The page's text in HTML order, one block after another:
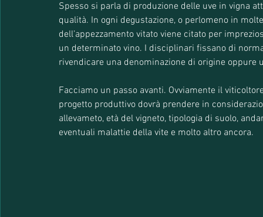
Spesso si parla di produzione delle uve in vigna
qualità. In ogni degustazione, o perlomeno in
dell’appezzamento vitato viene citato per
un determinato vino. I disciplinari fissano di
rivendicare una denominazione di origine oppure
Facciamo un passo avanti. Ovviamente il
progetto produttivo dovrà prendere in
allevameto, età del vigneto, tipologia di suolo,
eventuali malattie della vite e molto altro ancora.